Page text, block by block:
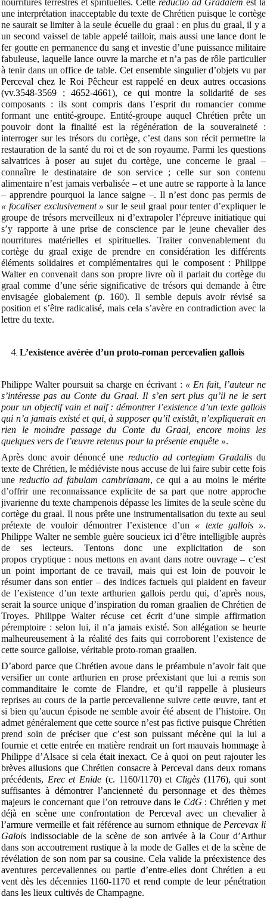
nourritures terrestres et spirituelles. Cette reductio ad Gradalem est là
une interprétation inacceptable du texte de Chrétien puisque le cortège
ne saurait se limiter à la seule écuelle du graal : en plus du graal, il y a
un second vaissel de table appelé tailloir, mais aussi une lance dont le
fer goutte en permanence du sang et investie d’une puissance militaire
fabuleuse, laquelle lance ouvre la marche et n’a pas de rôle particulier
à tenir dans un office de table. Cet ensemble singulier d’objets vu par
Perceval chez le Roi Pêcheur est rappelé en deux autres occasions
(vv.3548-3569 ; 4652-4661), ce qui montrela solidarité de ses
composants : ils sont compris dans l’esprit du romancier comme
formant une entité-groupe. Entité-groupe auquel Chrétien prête un
pouvoir dont la finalité est la régénération de la souveraineté :
interroger sur les trésors du cortège, c’est dans son récit permettre la
restauration de la santé du roi et de son royaume. Parmi les questions
salvatrices à poser au sujet du cortège, une concerne le graal –
connaître le destinataire de son service ; celle sur son contenu
alimentaire n’est jamais verbalisée – et une autre se rapporte à la lance
– apprendre pourquoi la lance saigne –. Il n’est donc pas permis de
« focaliser exclusivement » sur le seul graal pour tenter d’expliquer le
groupe de trésors merveilleux ni d’extrapoler l’épreuve initiatique qui
s’y rapporte à une prise de conscience par le jeune chevalier des
nourritures matérielles et spirituelles. Traiter convenablement du
cortège du graal exige de prendre en considération les différents
éléments solidaires et complémentaires qui le composent : Philippe
Walter en convenait dans son propre livre où il parlait du cortège du
graal comme d’une série significative de trésors qui demande à être
envisagée globalement (p. 160). Il semble depuis avoir révisé sa
position et s’être radicalisé, mais cela s’avère en contradiction avec la
lettre du texte.
L’existence avérée d’un proto-roman percevalien gallois
Philippe Walter poursuit sa charge en écrivant : « En fait, l’auteur ne
s’intéresse pas au Conte du Graal. Il s’en sert plus qu’il ne le sert
pour un objectif vain et naïf : démontrer l’existence d’un texte gallois
qui n’a jamais existé et qui, à supposer qu’il existât, n’expliquerait en
rien le moindre passage du Conte du Graal, encore moins les
quelques vers de l’œuvre retenus pour la présente enquête ».
Après donc avoir dénoncé une reductio ad cortegium Gradalisdu
texte de Chrétien, le médiéviste nous accuse de lui faire subir cette fois
une reductio ad fabulam cambrianam, ce qui a au moins le mérite
d’offrir une reconnaissance explicite de sa part que notre approche
jivarienne du texte champenois dépasse les limites de la seule scène du
cortège du graal. Il nous prête une instrumentalisation du texte au seul
prétexte de vouloir démontrer l’existence d’un « texte gallois ».
Philippe Walter ne semble guère soucieux ici d’être intelligible auprès
de ses lecteurs. Tentons donc une explicitation de son
propos cryptique : nous mettons en avant dans notre ouvrage – c’est
un point important de ce travail, mais qui est loin de pouvoir le
résumer dans son entier – des indices factuels qui plaident en faveur
de l’existence d’un texte arthurien gallois perdu qui, d’après nous,
serait la source unique d’inspiration du roman graalien de Chrétien de
Troyes. Philippe Walter récuse cet écrit d’une simple affirmation
péremptoire : selon lui, il n’a jamais existé. Son allégation se heurte
malheureusement à la réalité des faits qui corroborent l’existence de
cette source galloise, véritable proto-roman graalien.
D’abord parce que Chrétien avoue dans le préambule n’avoir fait que
versifier un conte arthurien en prose préexistant que lui a remis son
commanditaire le comte de Flandre, et qu’il rappelle à plusieurs
reprises au cours de la partie percevalienne suivre cette œuvre, tant et
si bien qu’aucun épisode ne semble avoir été absent de l’histoire. On
admet généralement que cette source n’est pas fictive puisque Chrétien
prend soin de préciser que c’est son puissant mécène qui la lui a
fournie et cette entrée en matière rendrait un fort mauvais hommage à
Philippe d’Alsace si cela était inexact. Ce à quoi on peut rajouterles
brèves allusions que Chrétien consacre à Perceval dans deux romans
précédents, Erec et Enide (c. 1160/1170) et Cligès (1176), qui sont
suffisantes à démontrer l’ancienneté du personnage et des thèmes
majeurs le concernant que l’on retrouve dans le CdG : Chrétien y met
déjà en scène une confrontation de Perceval avec un chevalier à
l’armure vermeille et fait référence au surnom ethnique de Percevax li
Galois indissociable de la scène de son arrivée à la Cour d’Arthur
dans son accoutrement rustique à la mode de Galles et de la scène de
révélation de son nom par sa cousine. Cela valide la préexistence des
aventures percevaliennes ou partie d’entre-elles dont Chrétien a eu
vent dès les décennies 1160-1170 et rend compte de leur pénétration
dans les lieux cultivés de Champagne.